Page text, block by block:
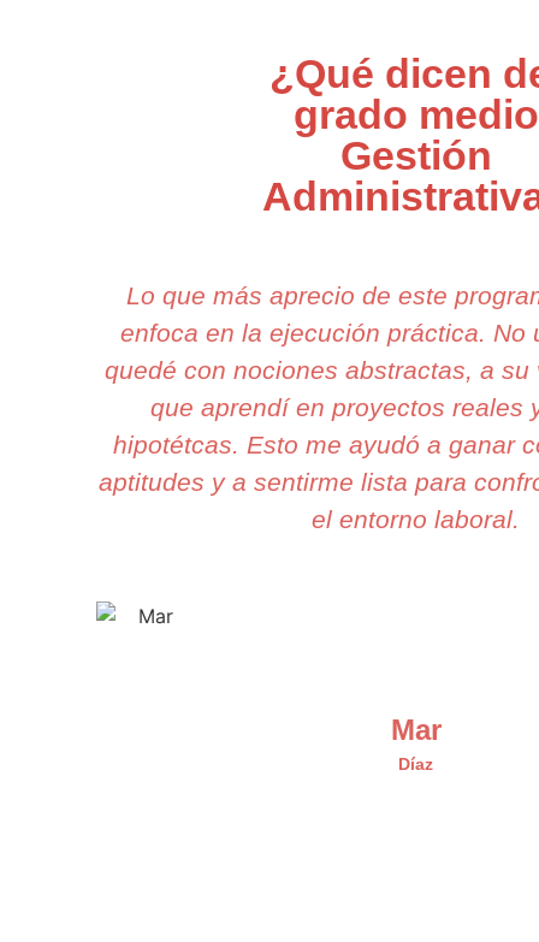
¿Qué dicen
grado medio
Gestión
Lo que más aprecio de este
enfoca en la ejecución práctica. No
quedé con nociones abstractas, a su
que aprendí en proyectos reales
hipotétcas. Esto me ayudó a ganar
aptitudes y a sentirme lista para
el entorno laboral.
Mar
Díaz